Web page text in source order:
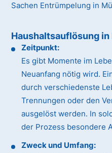
Sachen Entrümpelung in
Haushaltsauflösung
Zeitpunkt:
Es gibt Momente im
Neuanfang nötig wird.
durch verschiedenste
Trennungen oder den
ausgelöst werden. In
der Prozess besondere
Zweck und Umfang: